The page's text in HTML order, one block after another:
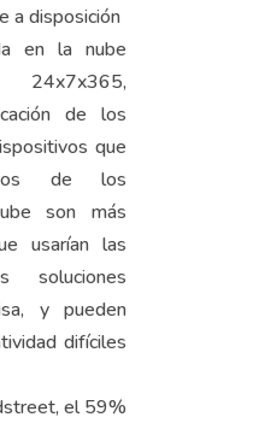
a disposición
en la nube
de los
que
de los
son más
usarían las
soluciones
y pueden
difíciles
el 59%